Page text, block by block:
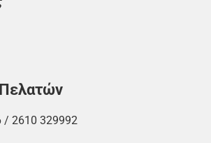
Πελατών
/ 2610 329992